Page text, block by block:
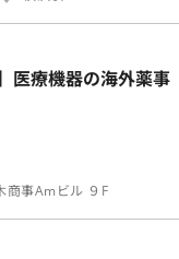
医療機器の海外薬事
商事Amビル ９F